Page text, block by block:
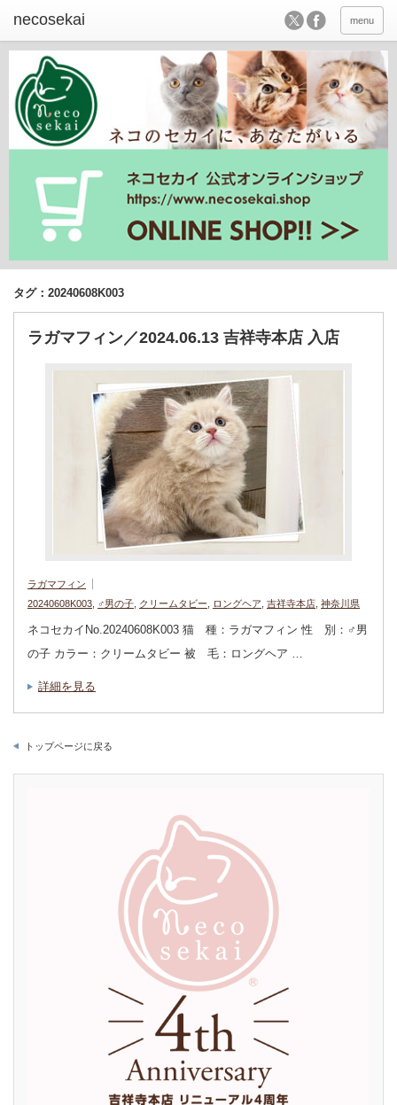
menu
タグ：20240608K003
ラガマフィン／2024.06.13 吉祥寺本店 入店
ラガマフィン
20240608K003
♂男の子 クリームタビー ロングヘア 吉祥寺本店 神奈川県
ネコセカイNo.20240608K003 猫 種：ラガマフィン 性 別：♂男
の子 カラー：クリームタビー 被 毛：ロングヘア …
詳細を見る
トップページに戻る